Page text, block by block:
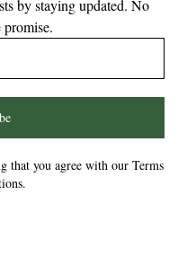
by staying updated. No
that you agree with our Terms